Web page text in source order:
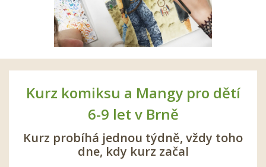
Kurz komiksu a Mangy pro dětí
6-9 let v Brně
Kurz probíhá jednou týdně, vždy toho
dne, kdy kurz začal